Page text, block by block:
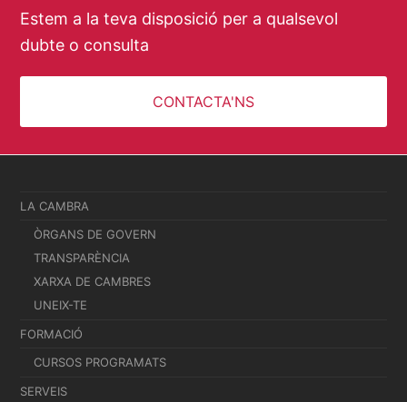
Estem a la teva disposició per a qualsevol
dubte o consulta
CONTACTA'NS
LA CAMBRA
ÒRGANS DE GOVERN
TRANSPARÈNCIA
XARXA DE CAMBRES
UNEIX-TE
FORMACIÓ
CURSOS PROGRAMATS
SERVEIS